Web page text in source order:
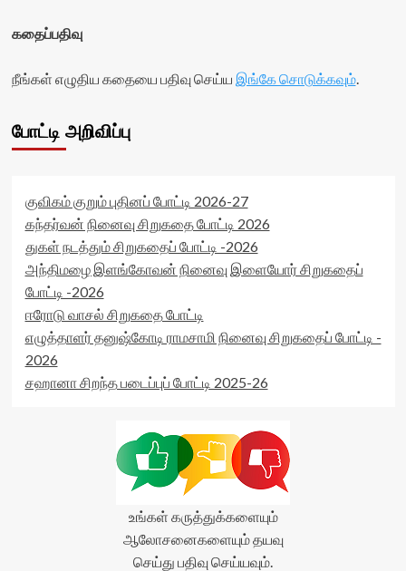
கதைப்பதிவு
நீங்கள் எழுதிய கதையை பதிவு செய்ய இங்கே சொடுக்கவும்.
போட்டி அறிவிப்பு
குவிகம் குறும் புதினப் போட்டி 2026-27
கந்தர்வன் நினைவு சிறுகதை போட்டி 2026
துகள் நடத்தும் சிறுகதைப் போட்டி -2026
அந்திமழை இளங்கோவன் நினைவு இளையோர் சிறுகதைப்
போட்டி -2026
ஈரோடு வாசல் சிறுகதை போட்டி
எழுத்தாளர் தனுஷ்கோடி ராமசாமி நினைவு சிறுகதைப் போட்டி -
2026
சஹானா சிறந்த படைப்புப் போட்டி 2025-26
உங்கள் கருத்துக்களையும்
ஆலோசனைகளையும் தயவு
செய்து பதிவு செய்யவும்.